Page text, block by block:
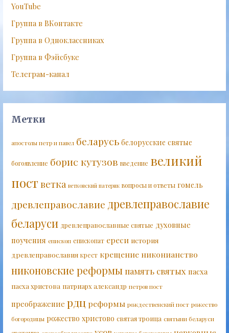
YouTube
Группа в ВКонтакте
Группа в Одноклассниках
Группа в Фэйсбуке
Телеграм-канал
Метки
апостолы петр и павел беларусь белорусские святые
богоявление борис кутузов введение великий
постветка ветковский патерик вопросы и ответы гомель
древлеправославие древлеправославие
беларуси древлеправославные святые духовные
поучения епископ епископат ереси история
древлеправославия крест крещение никонианство
никоновские реформыпамять святых пасха
пасха христова патриарх александр петров пост
преображение рдц реформы рождественский пост рожество
богородицы рожество христово святая троица святыни беларуси